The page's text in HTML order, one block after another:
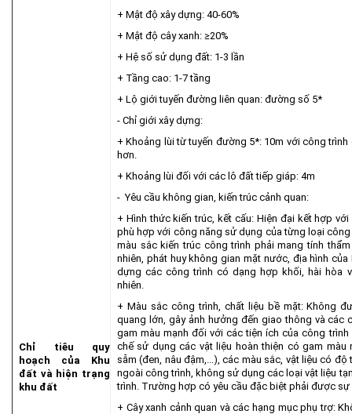
Chỉ tiêu quy
hoạch của Khu
đất và hiện trạng
khu đất
+ Mật độ xây dựng: 40-60%
+ Mật độ cây xanh: ≥20%
+ Hệ số sử dụng đất: 1-3 lần
+ Tầng cao: 1-7 tầng
+ Lộ giới tuyến đường liên quan: đường số 5*
- Chỉ giới xây dựng:
+ Khoảng lùi từ tuyến đường 5*: 10m với công
hơn.
+ Khoảng lùi đối với các lô đất tiếp giáp: 4m
- Yêu cầu không gian, kiến trúc cảnh quan:
+ Hình thức kiến trúc, kết cấu: Hiện đại kết hợp
phù hợp với công năng sử dụng của từng loại
màu sắc kiến trúc công trình phải mang tính
nhiên, phát huy không gian mặt nước, địa hình
dựng các công trình có dạng hợp khối, hài hòa
nhiên.
+ Màu sắc công trình, chất liệu bề mặt: Không
quang lớn, gây ảnh hưởng đến giao thông và các
gam màu mạnh đối với các tiện ích của công
chế sử dụng các vật liệu hoàn thiện có gam màu
sẫm (đen, nâu đậm,...), các màu sắc, vật liệu có
ngoài công trình, không sử dụng các loại vật liệu
trình. Trường hợp có yêu cầu đặc biệt phải được sự
+ Cây xanh cảnh quan và các hạng mục phụ trợ: